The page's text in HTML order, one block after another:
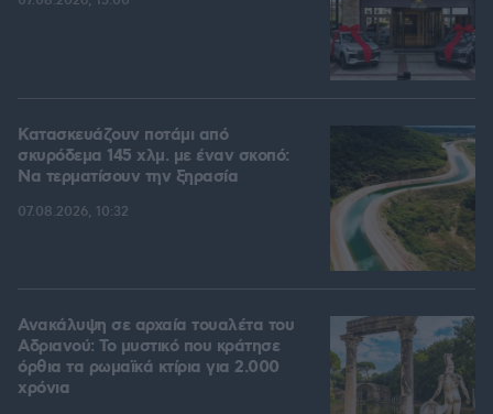
Κατασκευάζουν ποτάμι από
σκυρόδεμα 145 χλμ. με έναν σκοπό:
Να τερματίσουν την ξηρασία
07.08.2026, 10:32
Ανακάλυψη σε αρχαία τουαλέτα του
Αδριανού: Το μυστικό που κράτησε
όρθια τα ρωμαϊκά κτίρια για 2.000
χρόνια